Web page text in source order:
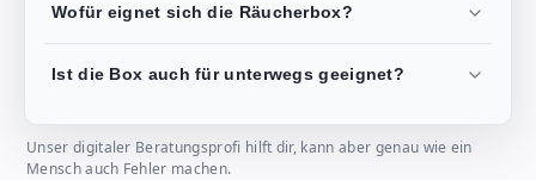
Wofür eignet sich die Räucherbox?
Ist die Box auch für unterwegs geeignet?
Unser digitaler Beratungsprofi hilft dir, kann aber genau wie ein
Mensch auch Fehler machen.